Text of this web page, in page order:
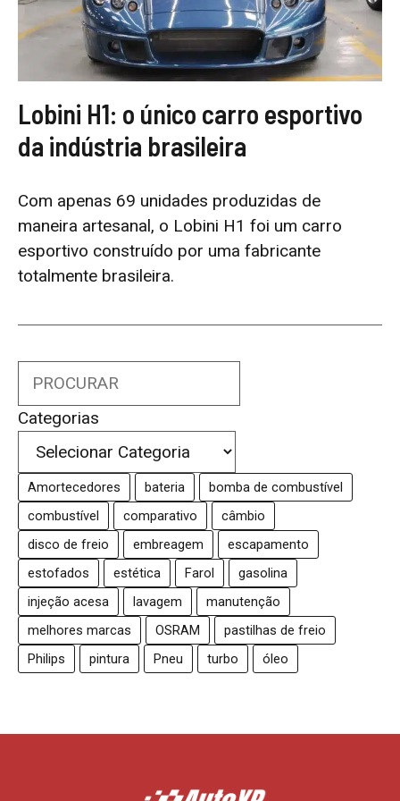
Lobini H1: o único carro esportivo
da indústria brasileira
Com apenas 69 unidades produzidas de
maneira artesanal, o Lobini H1 foi um carro
esportivo construído por uma fabricante
totalmente brasileira.
Categorias
Amortecedores bateria
bomba de combustível
combustível
comparativo
câmbio
disco de freio
embreagem
escapamento
estofados
estética Farol
gasolina
injeção acesa
lavagem
manutenção
melhores marcas
OSRAM
pastilhas de freio
Philips
pintura Pneu turbo óleo